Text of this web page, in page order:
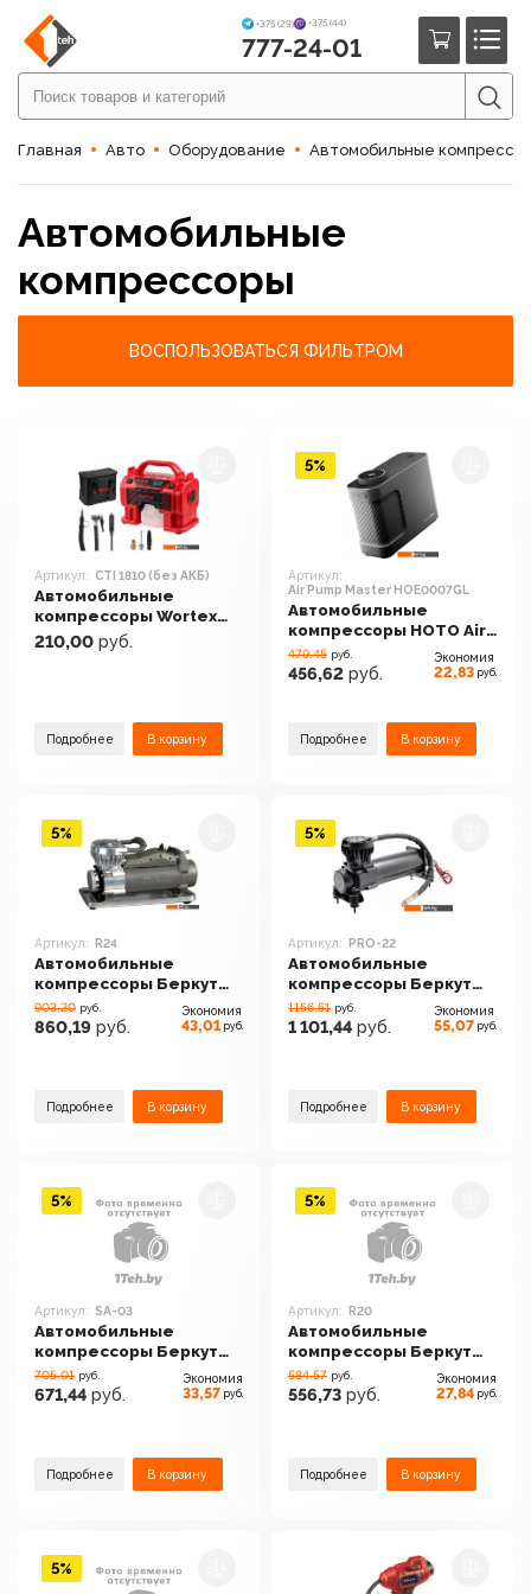
+375 (29) +375 (44)
777-24-01
Главная Авто Оборудование Автомобильные
Автомобильные
компрессоры
ВОСПОЛЬЗОВАТЬСЯ ФИЛЬТРОМ
Артикул: CTI 1810 (без АКБ)
Автомобильные
компрессоры Wortex
CTI 1810 (без АКБ)
210,00 руб.
Подробнее В корзину
Артикул:
Air Pump Master HOE0007GL
Автомобильные
компрессоры HOTO Air
Pump Master
HOE0007GL
479.45 руб.
456,62 руб.
Экономия
22,83 руб.
Подробнее В корзину
5%
Артикул: R24
Автомобильные
компрессоры Беркут
R24
903.20 руб.
860,19 руб.
Экономия
43,01 руб.
Подробнее В корзину
5%
Артикул: PRO-22
Автомобильные
компрессоры Беркут
PRO-22
1156.51 руб.
1 101,44 руб.
Экономия
55,07 руб.
Подробнее В корзину
5%
Артикул: SA-03
Автомобильные
компрессоры Беркут
SA-03
705.01 руб.
671,44 руб.
Экономия
33,57 руб.
Подробнее В корзину
5%
Артикул: R20
Автомобильные
компрессоры Беркут
R20
584.57 руб.
556,73 руб.
Экономия
27,84 руб.
Подробнее В корзину
5%
5%